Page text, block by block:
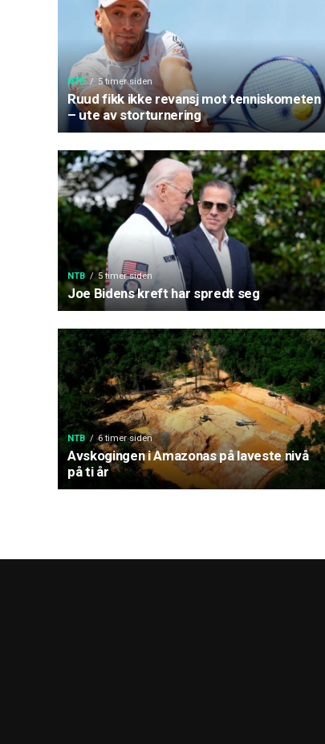
NTB 5 timer siden
Ruud fikk ikke revansj mot tenniskometen
– ute av storturnering
NTB 5 timer siden
Joe Bidens kreft har spredt seg
NTB 6 timer siden
Avskogingen i Amazonas på laveste nivå
på ti år